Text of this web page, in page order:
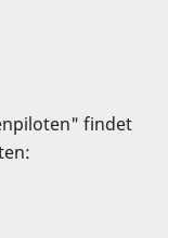
findet